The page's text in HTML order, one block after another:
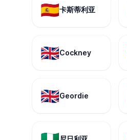
🇪🇸卡斯蒂利亚
🇬🇧Cockney
🇬🇧Geordie